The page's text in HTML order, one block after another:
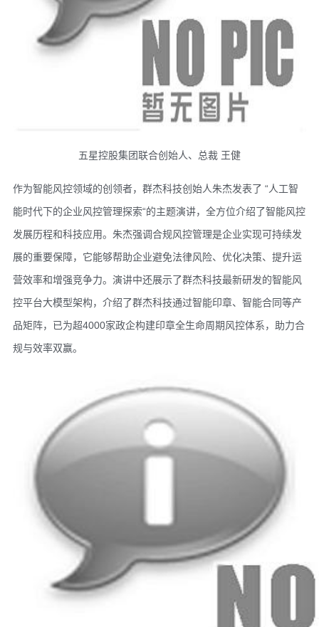
五星控股集团联合创始人、总裁 王健
作为智能风控领域的创领者，群杰科技创始人朱杰发表了 “人工智
能时代下的企业风控管理探索“的主题演讲，全方位介绍了智能风控
发展历程和科技应用。朱杰强调合规风控管理是企业实现可持续发
展的重要保障，它能够帮助企业避免法律风险、优化决策、提升运
营效率和增强竞争力。演讲中还展示了群杰科技最新研发的智能风
控平台大模型架构，介绍了群杰科技通过智能印章、智能合同等产
品矩阵，已为超4000家政企构建印章全生命周期风控体系，助力合
规与效率双赢。